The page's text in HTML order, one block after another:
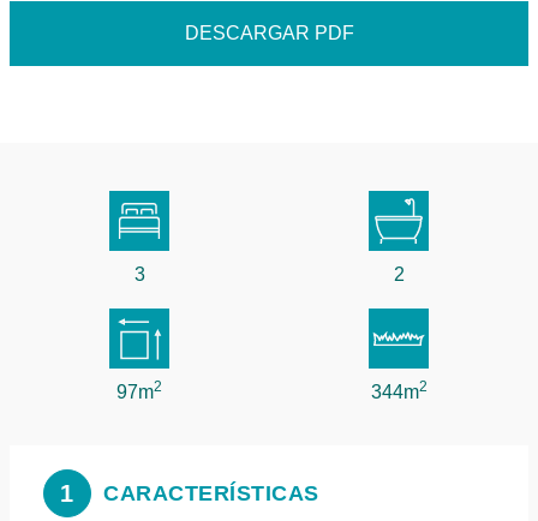
DESCARGAR PDF
3 2
97m2 344m2
1 CARACTERÍSTICAS